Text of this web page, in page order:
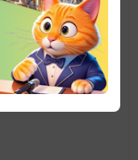
Mencari
a Comment